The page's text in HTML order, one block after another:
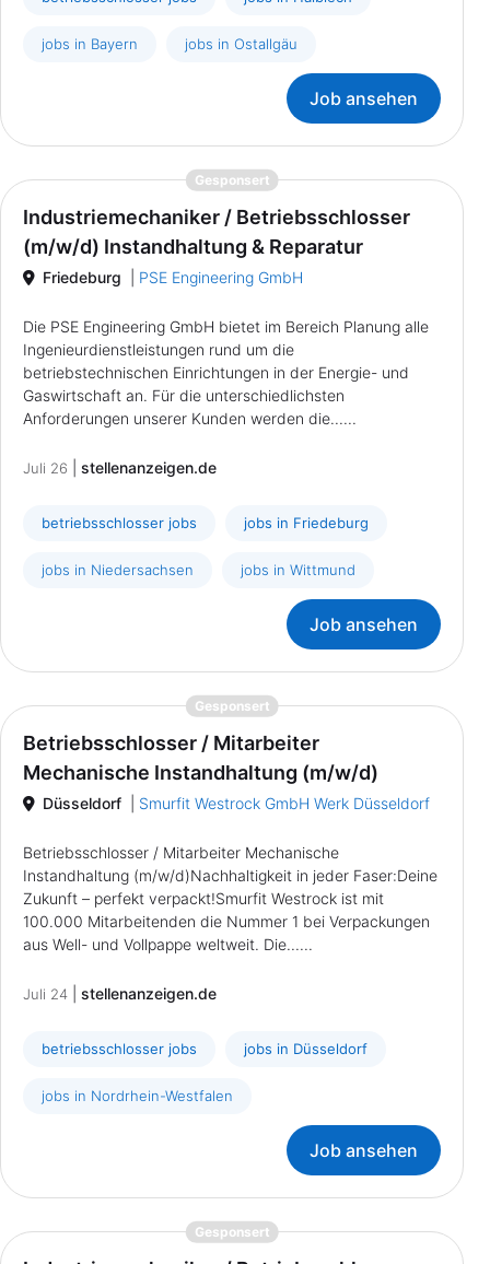
jobs in Bayern jobs in Ostallgäu
Job ansehen
Gesponsert{prompt.job}
Industriemechaniker / Betriebsschlosser
(m/w/d) Instandhaltung & Reparatur
Friedeburg PSE Engineering GmbH
Die PSE Engineering GmbH bietet im Bereich Planung alle
Ingenieurdienstleistungen rund um die
betriebstechnischen Einrichtungen in der Energie- und
Gaswirtschaft an. Für die unterschiedlichsten
Anforderungen unserer Kunden werden die......
Juli 26 stellenanzeigen.de
betriebsschlosser jobs jobs in Friedeburg
jobs in Niedersachsen jobs in Wittmund
Job ansehen
Gesponsert{prompt.job}
Betriebsschlosser / Mitarbeiter
Mechanische Instandhaltung (m/w/d)
Düsseldorf Smurfit Westrock GmbH Werk Düsseldorf
Betriebsschlosser / Mitarbeiter Mechanische
Instandhaltung (m/w/d)Nachhaltigkeit in jeder Faser:Deine
Zukunft – perfekt verpackt!Smurfit Westrock ist mit
100.000 Mitarbeitenden die Nummer 1 bei Verpackungen
aus Well- und Vollpappe weltweit. Die......
Juli 24 stellenanzeigen.de
betriebsschlosser jobs jobs in Düsseldorf
jobs in Nordrhein-Westfalen
Job ansehen
Gesponsert{prompt.job}